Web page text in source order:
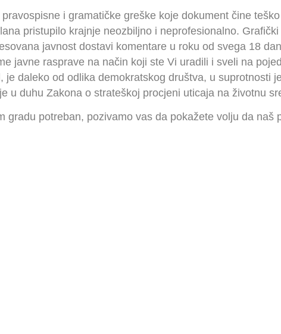
i gramatičke greške koje dokument čine
pristupilo krajnje neozbiljno i neprofesionalno. Grafički
javnost dostavi komentare u roku od svega 18
javne rasprave na način koji ste Vi uradili i sveli na
daleko od odlika demokratskog društva, u suprotnosti
u duhu Zakona o strateškoj procjeni uticaja na životnu
potreban, pozivamo vas da pokažete volju da naš